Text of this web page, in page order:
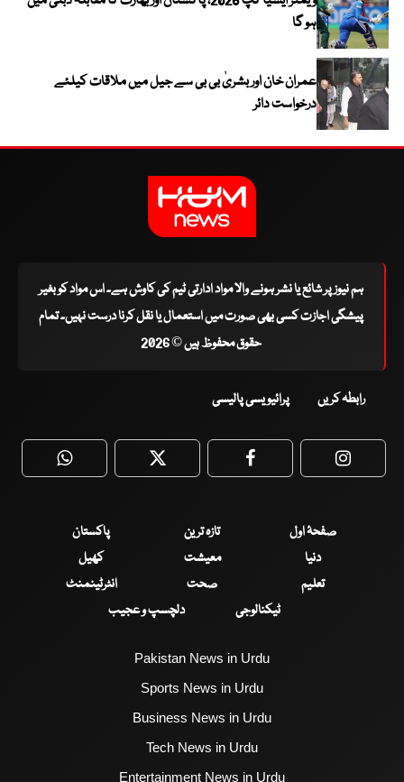
ہو گا
عمران خان اور بشریٰ بی بی سے جیل میں ملاقات کیلئے
درخواست دائر
ہم نیوز پر شائع یا نشر ہونے والا مواد ادارتی ٹیم کی کاوش ہے۔ اس مواد کو بغیر
پیشگی اجازت کسی بھی صورت میں استعمال یا نقل کرنا درست نہیں۔ تمام
حقوق محفوظ ہیں © 2026
رابطہ کریں پرائیویسی پالیسی
WhatsApp Twitter Facebook
صفحۂ اول تازہ ترین
پاکستان
دنیا
معیشت
کھیل
تعلیم
صحت
انٹرٹینمنٹ
ٹیکنالوجی
دلچسپ و عجیب
Pakistan News in Urdu
Sports News in Urdu
Business News in Urdu
Tech News in Urdu
Entertainment News in Urdu